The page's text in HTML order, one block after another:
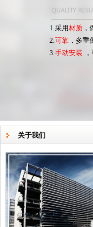
1.采用材质
2.可靠 ，多
3.手动安装
关于我们